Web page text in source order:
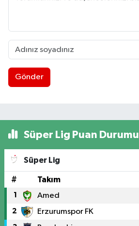
Gönder
Süper Lig Puan Durumu
Süper Lig
# Takım
1 Amed
2 Erzurumspor FK